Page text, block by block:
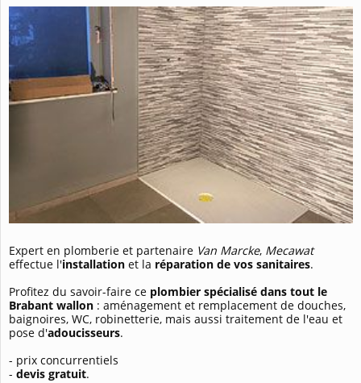
Expert en plomberie et partenaire Van Marcke, Mecawat
effectue l'installation et la réparation de vos sanitaires.
Profitez du savoir-faire ce plombier spécialisé dans tout le
Brabant wallon : aménagement et remplacement de douches,
baignoires, WC, robinetterie, mais aussi traitement de l'eau et
pose d'adoucisseurs.
- prix concurrentiels
- devis gratuit.